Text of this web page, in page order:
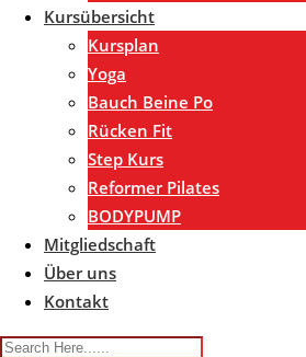
Kursübersicht
Kursplan
Yoga
Bauch Beine Po
Rücken Fit
Step Kurs
Reformer Pilates
BODYPUMP
Mitgliedschaft
Über uns
Kontakt